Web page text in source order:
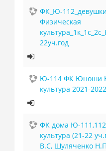
ФК_Ю-
Физическая
22уч.год
Ю-114 ФК Юноши
культура 2021-
ФК дома Ю-
культура (21-22
В.С, Шуляченко